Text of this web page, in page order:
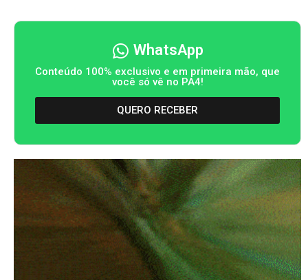
WhatsApp
Conteúdo 100% exclusivo e em primeira mão, que
você só vê no PA4!
QUERO RECEBER